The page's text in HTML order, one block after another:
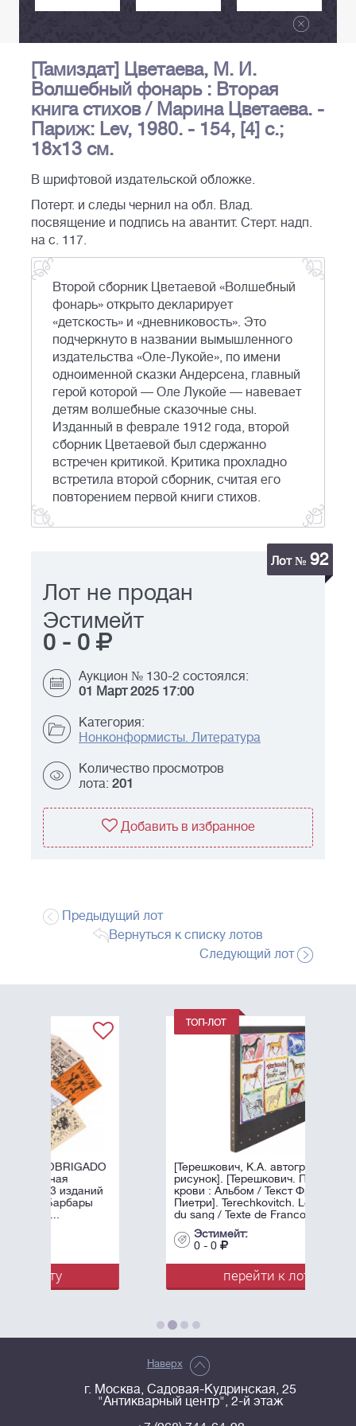
[Тамиздат] Цветаева, М. И.
Волшебный фонарь : Вторая
книга стихов / Марина Цветаева. -
Париж: Lev, 1980. - 154, [4] с.;
18х13 см.
В шрифтовой издательской обложке.
Потерт. и следы чернил на обл. Влад.
посвящение и подпись на авантит. Стерт. надп.
на с. 117.
Второй сборник Цветаевой «Волшебный
фонарь» открыто декларирует
«детскость» и «дневниковость». Это
подчеркнуто в названии вымышленного
издательства «Оле-Лукойе», по имени
одноименной сказки Андерсена, главный
герой которой — Оле Лукойе — навевает
детям волшебные сказочные сны.
Изданный в феврале 1912 года, второй
сборник Цветаевой был сдержанно
встречен критикой. Критика прохладно
встретила второй сборник, считая его
повторением первой книги стихов.
Лот № 92
Лот не продан
Эстимейт
0 - 0
Аукцион № 130-2 состоялся:
01 Март 2025 17:00
Категория:
Нонконформисты. Литература
Количество просмотров
лота: 201
Добавить в избранное
Предыдущий лот
Вернуться к списку лотов
Следующий лот
[Терешкович, К.А. автограф и
рисунок]. [Терешкович. Принцы
крови : Альбом / Текст Франсуа
Пиетри]. Terechkovitch. Les princes
du sang / Texte de Francois Pietri. - ...
перейти к лоту
Наверх
г. Москва, Садовая-Кудринская, 25
"Антикварный центр", 2-й этаж